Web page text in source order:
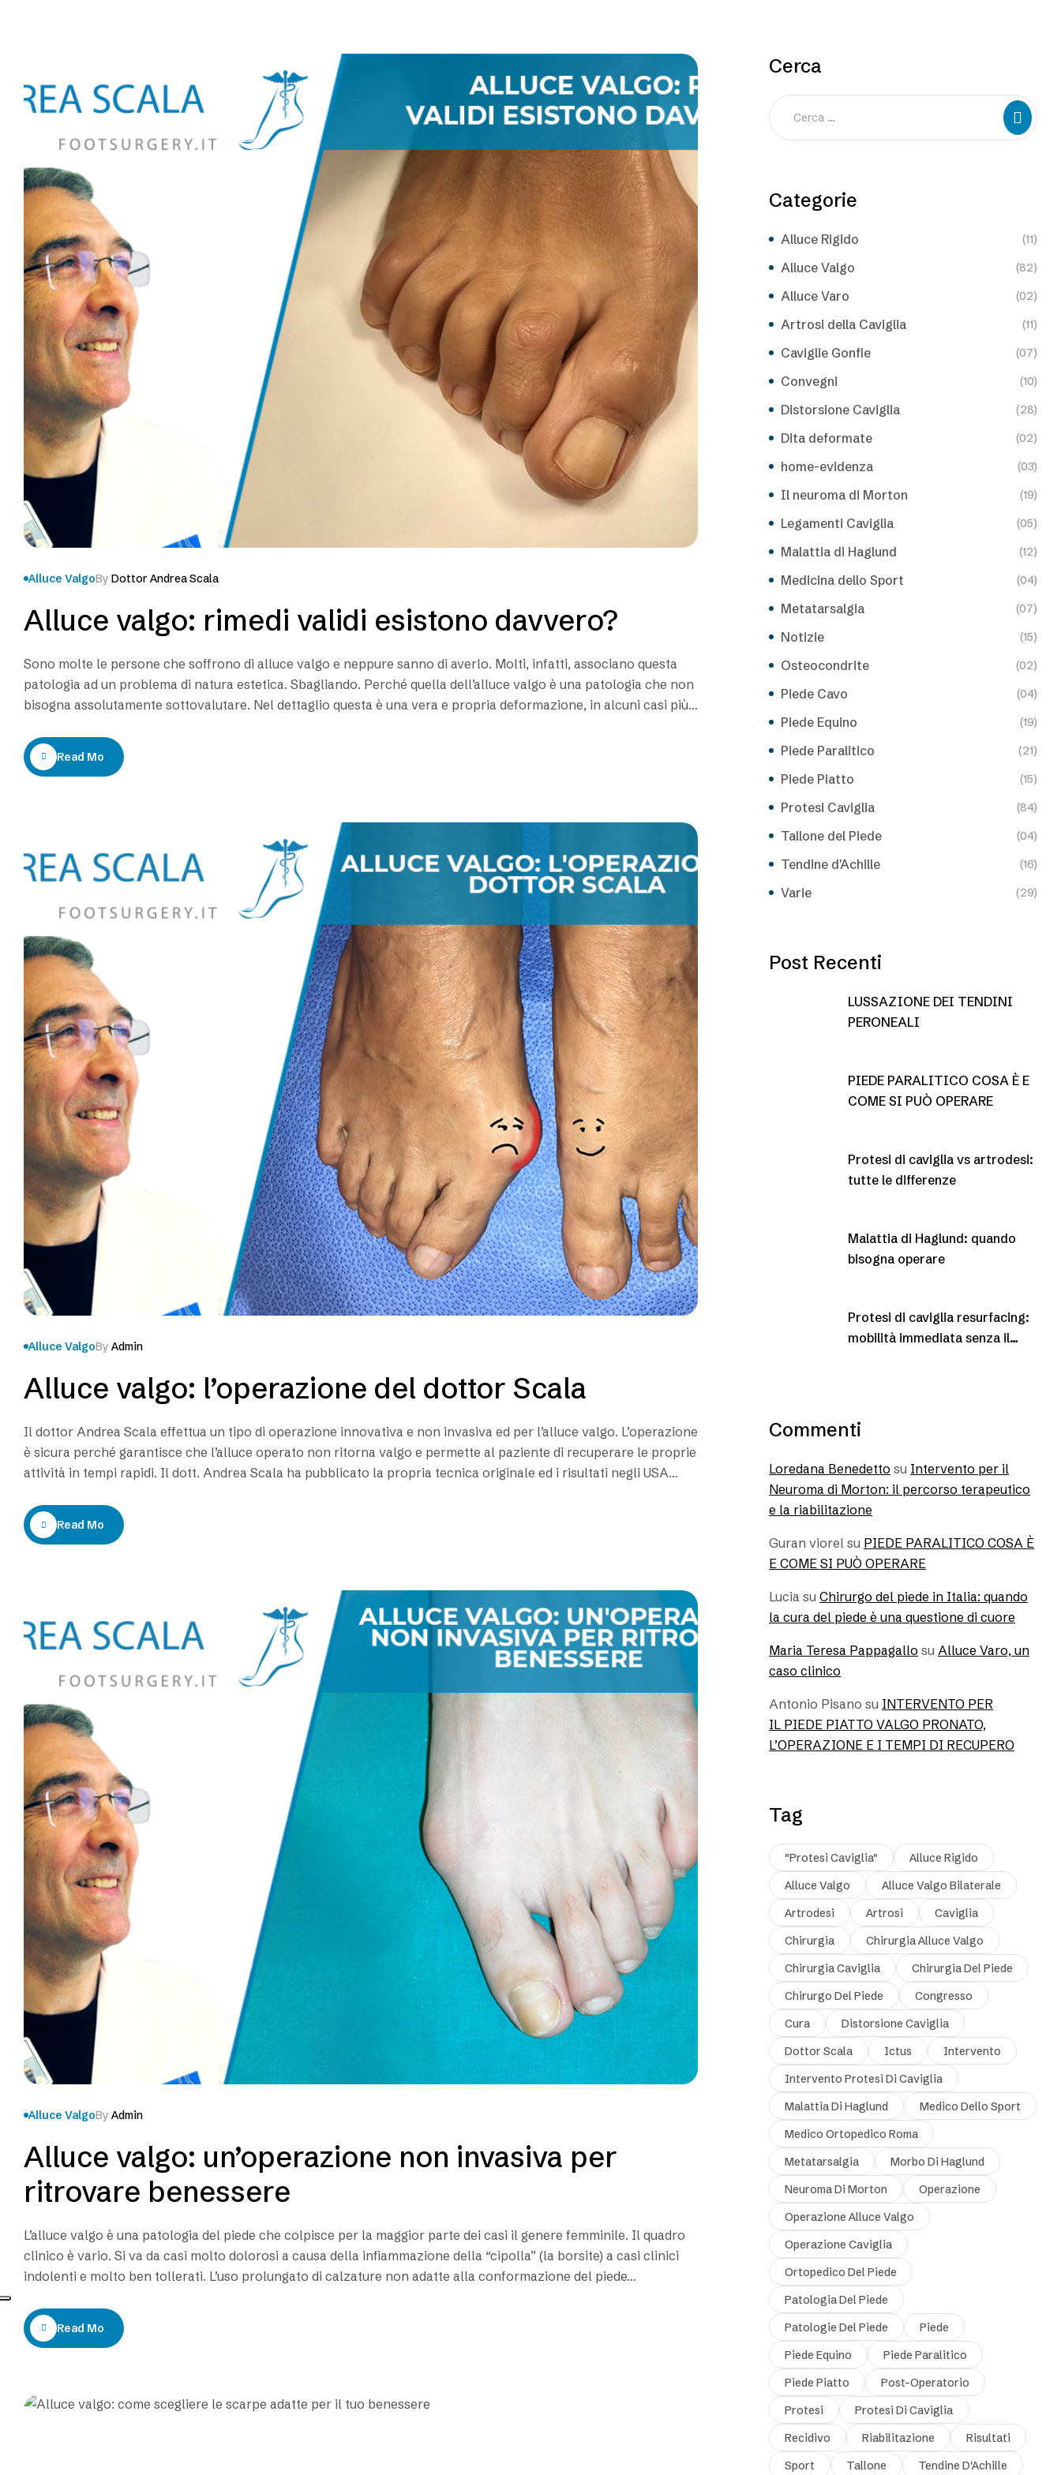
Alluce ValgoBy Dottor Andrea Scala
Alluce valgo: rimedi validi esistono davvero?
Sono molte le persone che soffrono di alluce valgo e neppure sanno di averlo. Molti, infatti, associano questa
patologia ad un problema di natura estetica. Sbagliando. Perché quella dell’alluce valgo è una patologia che non
bisogna assolutamente sottovalutare. Nel dettaglio questa è una vera e propria deformazione, in alcuni casi più
Read More
Alluce ValgoBy Admin
Alluce valgo: l’operazione del dottor Scala
Il dottor Andrea Scala effettua un tipo di operazione innovativa e non invasiva ed per l’alluce valgo. L’operazione
è sicura perché garantisce che l’alluce operato non ritorna valgo e permette al paziente di recuperare le proprie
attività in tempi rapidi. Il dott. Andrea Scala ha pubblicato la propria tecnica originale ed i risultati negli USA…
Read More
Alluce ValgoBy Admin
Alluce valgo: un’operazione non invasiva per
ritrovare benessere
L’alluce valgo è una patologia del piede che colpisce per la maggior parte dei casi il genere femminile. Il quadro
clinico è vario. Si va da casi molto dolorosi a causa della infiammazione della “cipolla” (la borsite) a casi clinici
indolenti e molto ben tollerati. L’uso prolungato di calzature non adatte alla conformazione del piede…
Read More
Cerca
Categorie
Alluce Rigido (11)
Alluce Valgo (82)
Alluce Varo (02)
Artrosi della Caviglia (11)
Caviglie Gonfie (07)
Convegni (10)
Distorsione Caviglia (28)
Dita deformate (02)
home-evidenza (03)
Il neuroma di Morton (19)
Legamenti Caviglia (05)
Malattia di Haglund (12)
Medicina dello Sport (04)
Metatarsalgia (07)
Notizie (15)
Osteocondrite (02)
Piede Cavo (04)
Piede Equino (19)
Piede Paralitico (21)
Piede Piatto (15)
Protesi Caviglia (84)
Tallone del Piede (04)
Tendine d'Achille (16)
Varie (29)
Post Recenti
LUSSAZIONE DEI TENDINI
PERONEALI
PIEDE PARALITICO COSA È E
COME SI PUÒ OPERARE
Protesi di caviglia vs artrodesi:
tutte le differenze
Malattia di Haglund: quando
bisogna operare
Protesi di caviglia resurfacing:
mobilità immediata senza il
Commenti
Loredana Benedetto su Intervento per il
Neuroma di Morton: il percorso terapeutico
e la riabilitazione
Guran viorel su PIEDE PARALITICO COSA È
E COME SI PUÒ OPERARE
Lucia su Chirurgo del piede in Italia: quando
la cura del piede è una questione di cuore
Maria Teresa Pappagallo su Alluce Varo, un
caso clinico
Antonio Pisano su INTERVENTO PER
IL PIEDE PIATTO VALGO PRONATO,
L’OPERAZIONE E I TEMPI DI RECUPERO
Tag
"protesi Caviglia"
Alluce Rigido
Alluce Valgo
Alluce Valgo Bilaterale
Artrodesi
Artrosi
Caviglia
Chirurgia
Chirurgia Alluce Valgo
Chirurgia Caviglia
Chirurgia Del Piede
Chirurgo Del Piede
Congresso
Cura
Distorsione Caviglia
Dottor Scala
Ictus
Intervento
Intervento Protesi Di Caviglia
Malattia Di Haglund
Medico Dello Sport
Medico Ortopedico Roma
Metatarsalgia
Morbo Di Haglund
Neuroma Di Morton
Operazione
Operazione Alluce Valgo
Operazione Caviglia
Ortopedico Del Piede
Patologia Del Piede
Patologie Del Piede
Piede
Piede Equino
Piede Paralitico
Piede Piatto
Post-Operatorio
Protesi
Protesi Di Caviglia
Recidivo
Riabilitazione
Risultati
Sport
Tallone Tendine D'Achille